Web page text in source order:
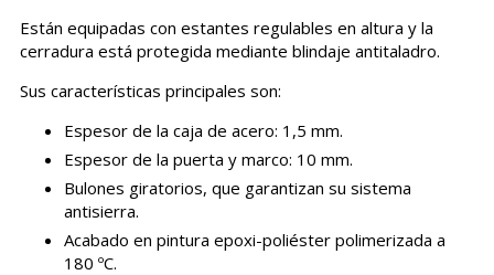
Están equipadas con estantes regulables en altura y la
cerradura está protegida mediante blindaje antitaladro.
Sus características principales son:
Espesor de la caja de acero: 1,5 mm.
Espesor de la puerta y marco: 10 mm.
Bulones giratorios, que garantizan su sistema
antisierra.
Acabado en pintura epoxi-poliéster polimerizada a
180 ºC.